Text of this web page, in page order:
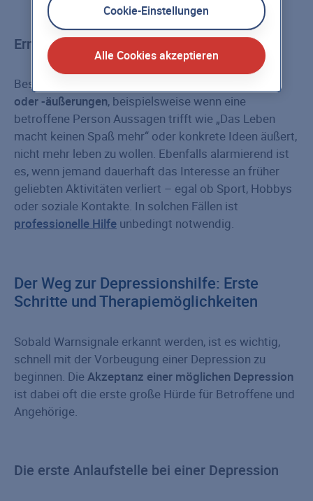
Ernste Warnzeichen beachten
Besonders ernst zu nehmen sind
oder -äußerungen, beispielsweise wenn eine
betroffene Person Aussagen trifft wie „Das Leben
macht keinen Spaß mehr“ oder konkrete Ideen äußert,
nicht mehr leben zu wollen. Ebenfalls alarmierend ist
es, wenn jemand dauerhaft das Interesse an früher
geliebten Aktivitäten verliert – egal ob Sport, Hobbys
oder soziale Kontakte. In solchen Fällen ist
professionelle Hilfe unbedingt notwendig.
Der Weg zur Depressionshilfe: Erste
Schritte und Therapiemöglichkeiten
Sobald Warnsignale erkannt werden, ist es wichtig,
schnell mit der Vorbeugung einer Depression zu
beginnen. Die Akzeptanz einer möglichen Depression
ist dabei oft die erste große Hürde für Betroffene und
Angehörige.
Die erste Anlaufstelle bei einer Depression
Cookie-Einstellungen
Alle Cookies akzeptieren